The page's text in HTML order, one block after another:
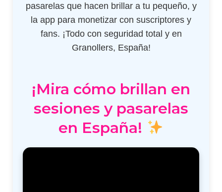
pasarelas que hacen brillar a tu pequeño, y
la app para monetizar con suscriptores y
fans. ¡Todo con seguridad total y en
Granollers, España!
¡Mira cómo brillan en
sesiones y pasarelas
en España!